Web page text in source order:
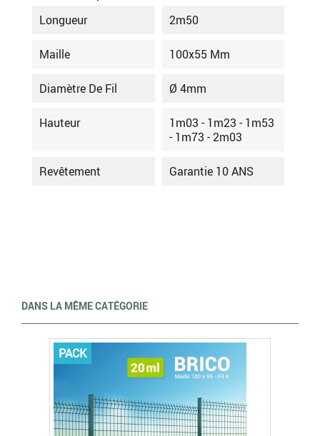
Longueur 2m50
Maille 100x55 Mm
Diamètre De Fil Ø 4mm
Hauteur
1m03 - 1m23 - 1m53
- 1m73 - 2m03
Revêtement Garantie 10 ANS
DANS LA MÊME CATÉGORIE
PACK